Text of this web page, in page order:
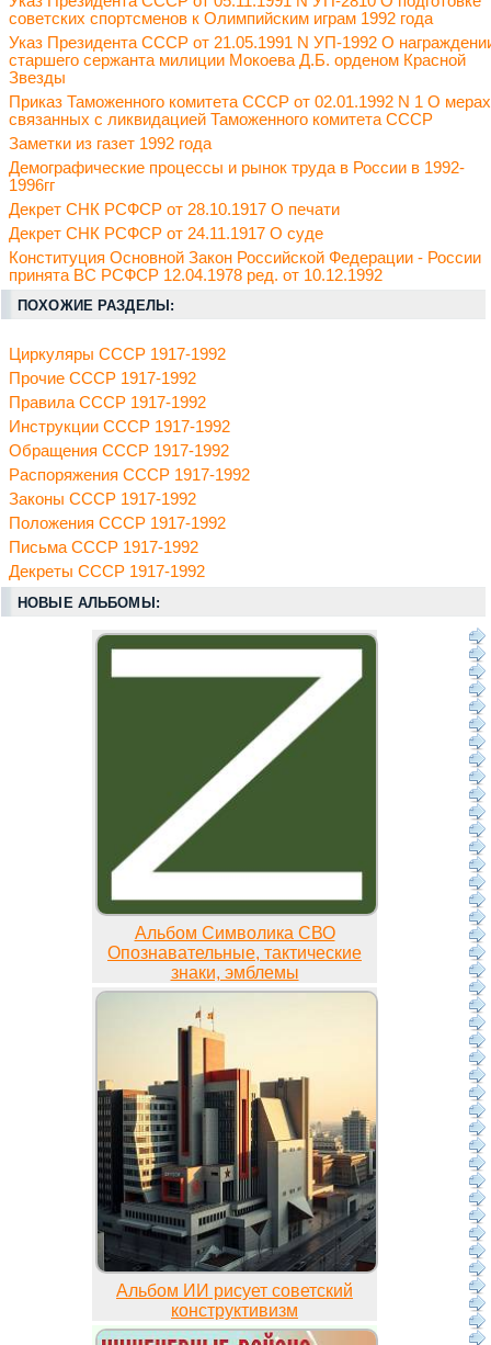
советских спортсменов к Олимпийским играм 1992 года
Указ Президента СССР от 21.05.1991 N УП-1992 О
старшего сержанта милиции Мокоева Д.Б. орденом Красной
Звезды
Приказ Таможенного комитета СССР от 02.01.1992 N 1 О
связанных с ликвидацией Таможенного комитета СССР
Заметки из газет 1992 года
Демографические процессы и рынок труда в России в 1992-
1996гг
Декрет СНК РСФСР от 28.10.1917 О печати
Декрет СНК РСФСР от 24.11.1917 О суде
Конституция Основной Закон Российской Федерации - России
принята ВС РСФСР 12.04.1978 ред. от 10.12.1992
ПОХОЖИЕ РАЗДЕЛЫ:
Циркуляры СССР 1917-1992
Прочие СССР 1917-1992
Правила СССР 1917-1992
Инструкции СССР 1917-1992
Обращения СССР 1917-1992
Распоряжения СССР 1917-1992
Законы СССР 1917-1992
Положения СССР 1917-1992
Письма СССР 1917-1992
Декреты СССР 1917-1992
НОВЫЕ АЛЬБОМЫ:
Альбом Символика СВО
Опознавательные, тактические
знаки, эмблемы
Альбом ИИ рисует советский
конструктивизм